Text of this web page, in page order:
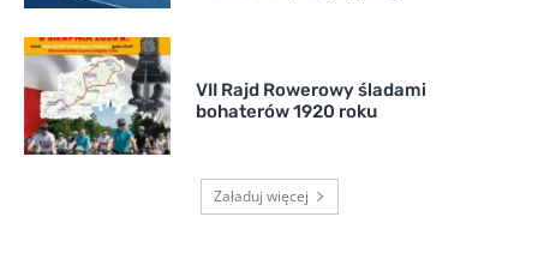
VII Rajd Rowerowy śladami
bohaterów 1920 roku
Załaduj więcej